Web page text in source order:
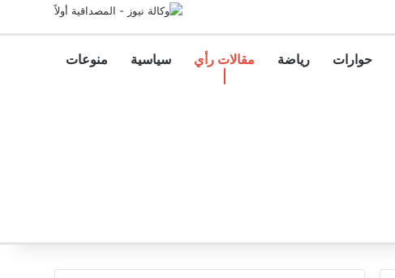
حوارات رياضة مقالات رأي سياسية منوعات